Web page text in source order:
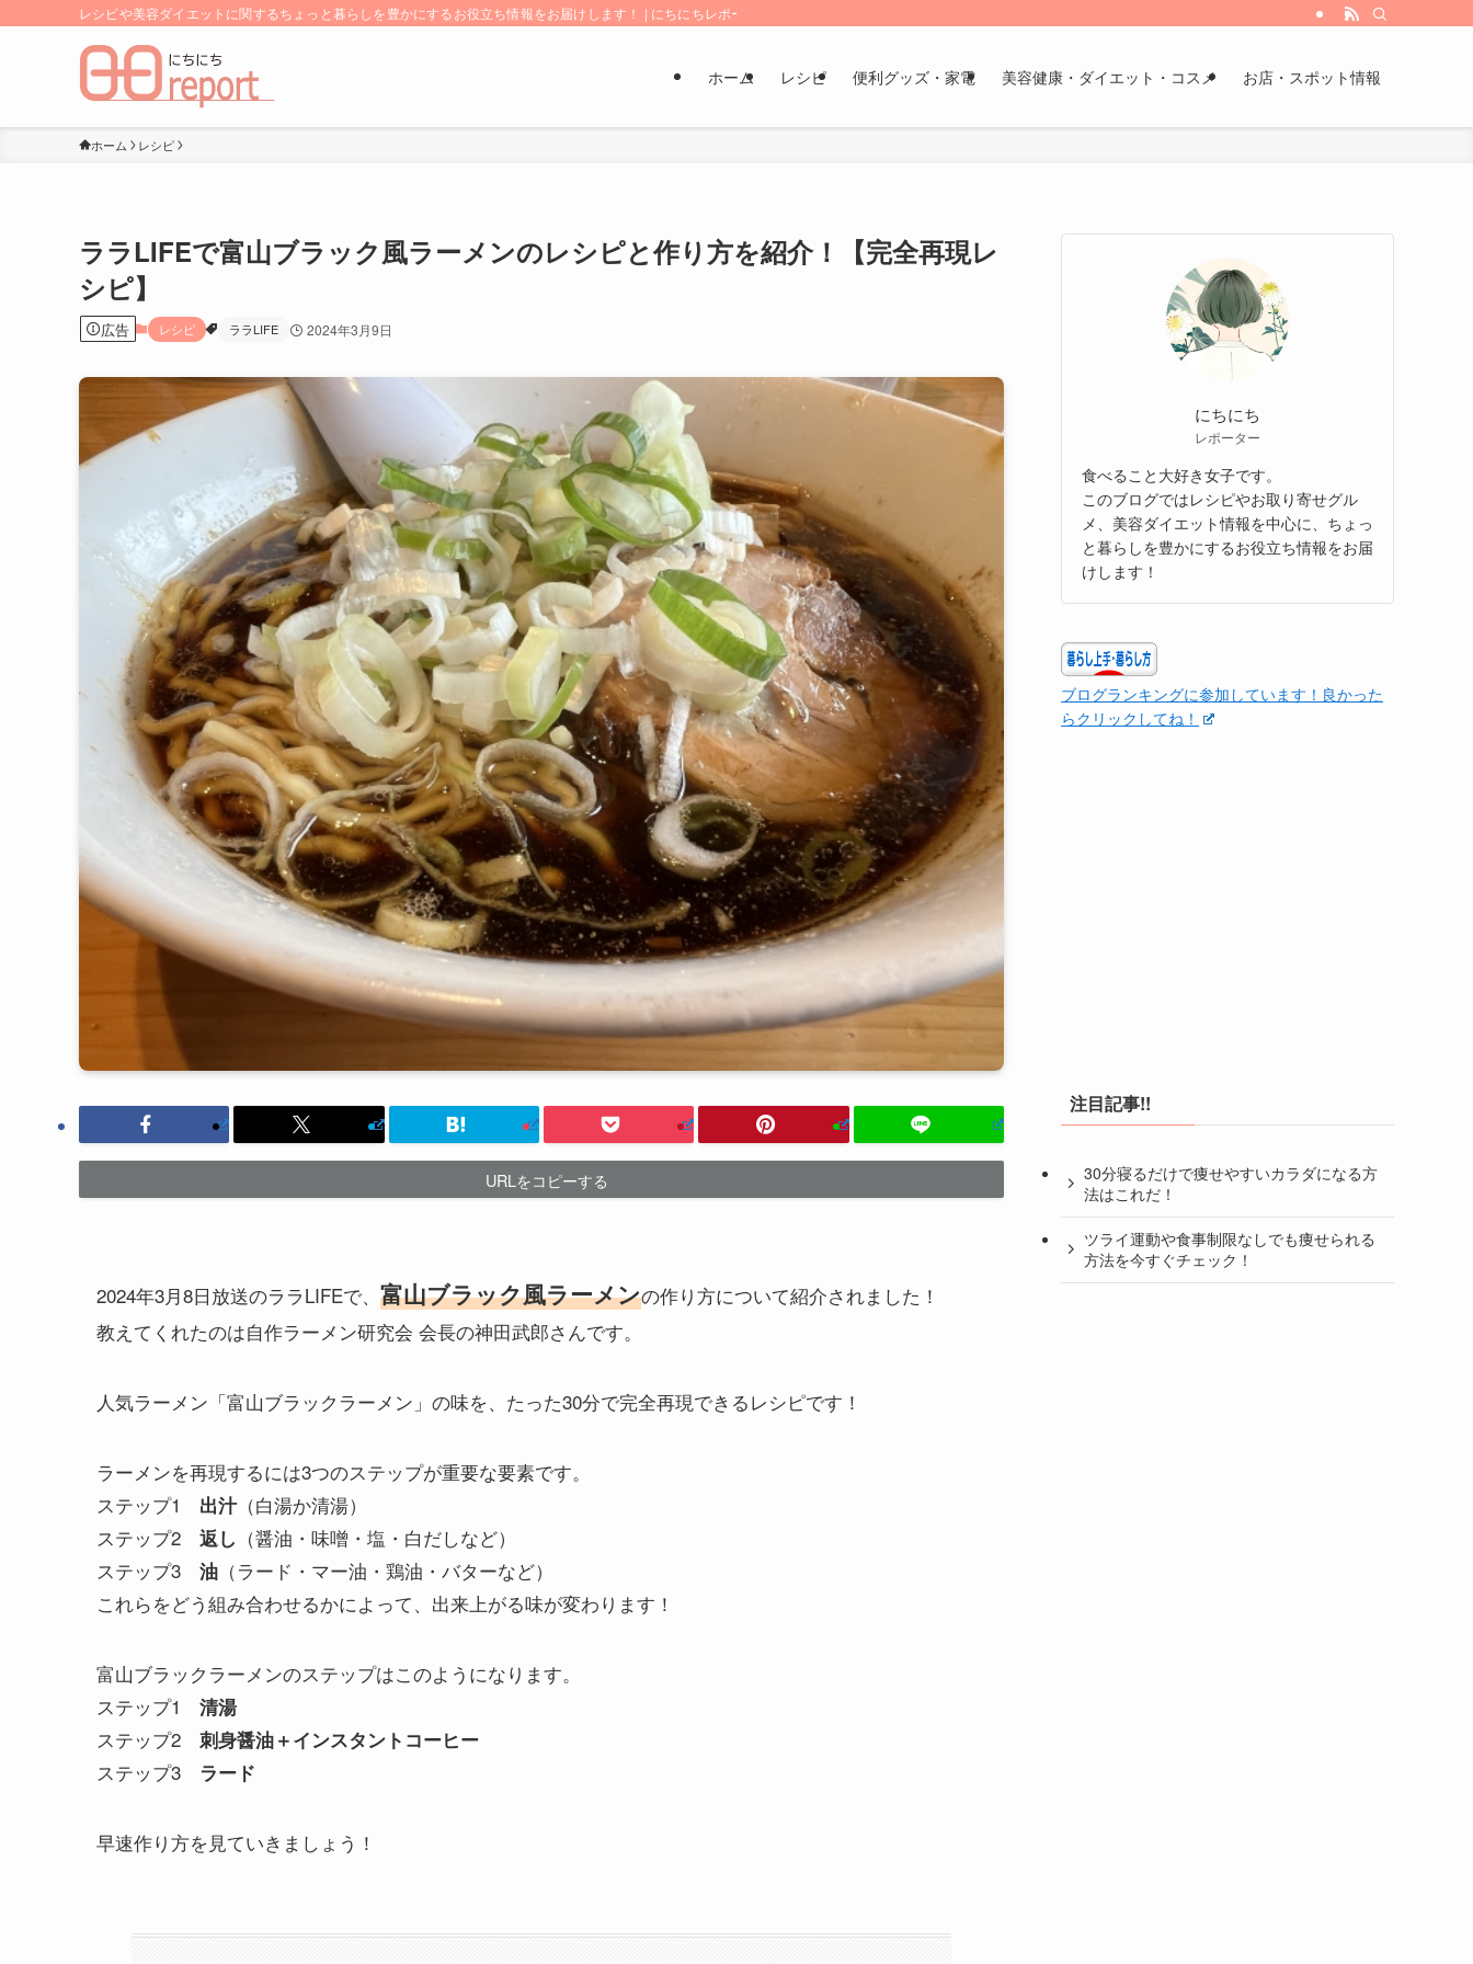
レシピや美容ダイエットに関するちょっと暮らしを豊かにするお役立ち情報をお届けします！ | にちにちレポート
ホーム レシピ 便利グッズ・家電 美容健康・ダイエット・コスメ お店・スポット情報
ホーム レシピ
ララLIFEで富山ブラック風ラーメンのレシピと作り方を紹介！【完全再現レ
シピ】
広告 レシピ ララLIFE 2024年3月9日
URLをコピーする
2024年3月8日放送のララLIFEで、 富山ブラック風ラーメンの作り方について紹介されました！
教えてくれたのは自作ラーメン研究会 会長の神田武郎さんです。
人気ラーメン「富山ブラックラーメン」の味を、たった30分で完全再現できるレシピです！
ラーメンを再現するには3つのステップが重要な要素です。
ステップ1 出汁（白湯か清湯）
ステップ2 返し （醤油・味噌・塩・白だしなど）
ステップ3 油 （ラード・マー油・鶏油・バターなど）
これらをどう組み合わせるかによって、出来上がる味が変わります！
富山ブラックラーメンのステップはこのようになります。
ステップ1 清湯
ステップ2 刺身醤油＋インスタントコーヒー
ステップ3 ラード
早速作り方を見ていきましょう！
にちにち
レポーター
食べること大好き女子です。
このブログではレシピやお取り寄せグル
メ、美容ダイエット情報を中心に、ちょっ
と暮らしを豊かにするお役立ち情報をお届
けします！
ブログランキングに参加しています！良かった
らクリックしてね！
注目記事!!
30分寝るだけで痩せやすいカラダになる方
法はこれだ！
ツライ運動や食事制限なしでも痩せられる
方法を今すぐチェック！